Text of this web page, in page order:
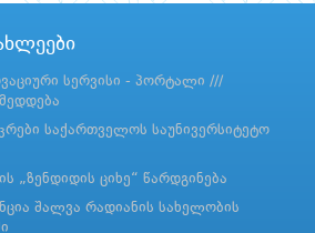
სერვისი - პორტალი ///
საქართველოს საუნივერსიტეტო
„ზენდიდის ციხე“ წარდგინება
შალვა რადიანის სახელობის